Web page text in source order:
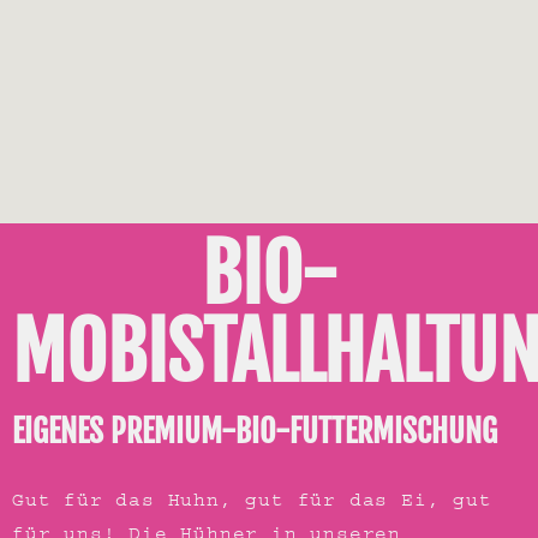
BIO-
EIGENES PREMIUM-BIO-FUTTERMISCHUNG
Gut für das Huhn, gut für das Ei, gut
für uns! Die Hühner in unseren